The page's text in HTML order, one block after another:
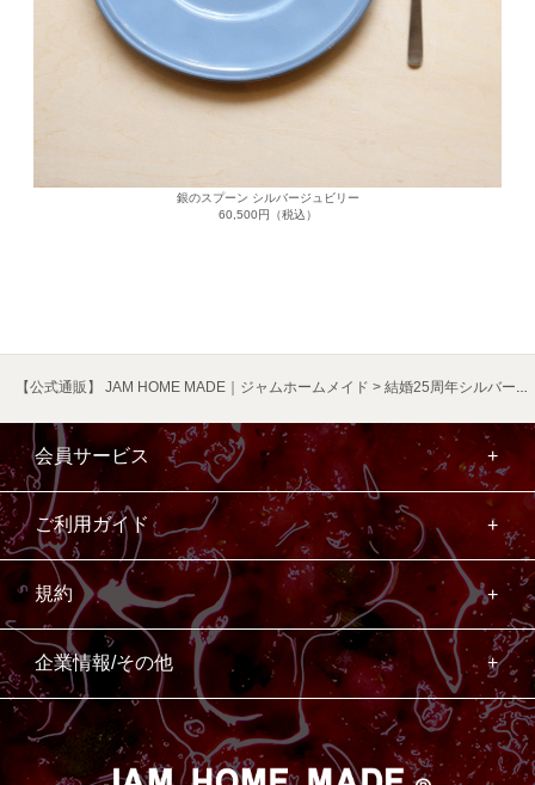
銀のスプーン シルバージュビリー
60,500円（税込）
【公式通販】 JAM HOME MADE｜ジャムホームメイド 結婚25周年シルバージュビリー
会員サービス
ご利用ガイド
規約
企業情報/その他